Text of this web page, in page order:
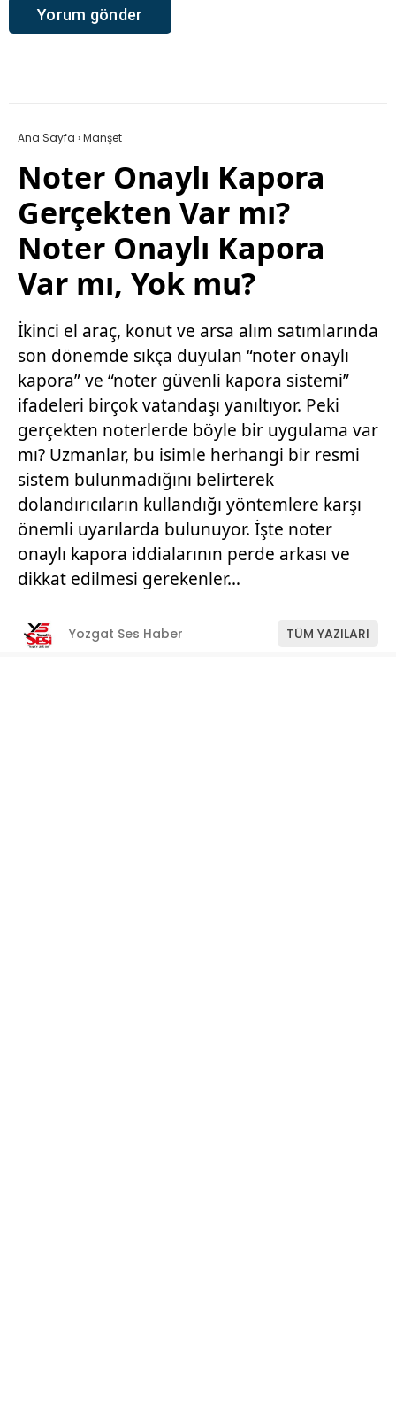
Ana Sayfa ›Manşet
Noter Onaylı Kapora
Gerçekten Var mı?
Noter Onaylı Kapora
Var mı, Yok mu?
İkinci el araç, konut ve arsa alım satımlarında
son dönemde sıkça duyulan “noter onaylı
kapora” ve “noter güvenli kapora sistemi”
ifadeleri birçok vatandaşı yanıltıyor. Peki
gerçekten noterlerde böyle bir uygulama var
mı? Uzmanlar, bu isimle herhangi bir resmi
sistem bulunmadığını belirterek
dolandırıcıların kullandığı yöntemlere karşı
önemli uyarılarda bulunuyor. İşte noter
onaylı kapora iddialarının perde arkası ve
dikkat edilmesi gerekenler…
Yozgat Ses Haber TÜM YAZILARI